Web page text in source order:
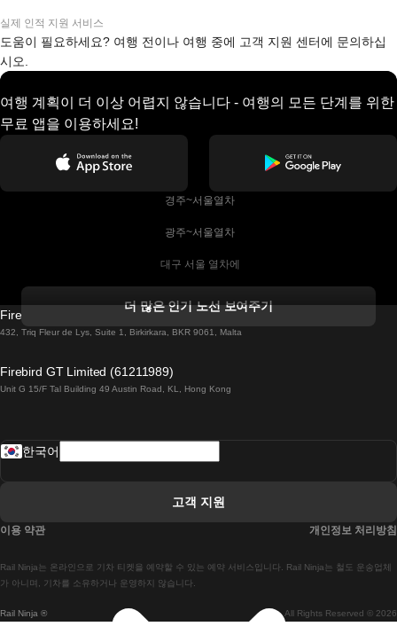
실제 인적 지원 서비스
도움이 필요하세요? 여행 전이나 여행 중에 고객 지원 센터에 문의하십
시오.
여행 계획이 더 이상 어렵지 않습니다 - 여행의 모든 단계를 위한
무료 앱을 이용하세요!
경주~서울열차
광주~서울열차
대구 서울 열차에
더블린에서 골웨이 열차
로마에서 나폴리 열차
마드리드-리스본 열차
마드리드에서 바르셀로나로 가는 고속 열차
더 많은 인기 노선 보여주기
Firebird GT Limited (OC 1451)
432, Triq Fleur de Lys, Suite 1, Birkirkara, BKR 9061, Malta
Firebird GT Limited (61211989)
Unit G 15/F Tal Building 49 Austin Road, KL, Hong Kong
Rail Ninja ® All Rights Reserved © 2026
Rail Ninja는 온라인으로 기차 티켓을 예약할 수 있는 예약 서비스입니다. Rail Ninja는 철도 운송업체
가 아니며, 기차를 소유하거나 운영하지 않습니다.
한국어
고객 지원
이용 약관 개인정보 처리방침